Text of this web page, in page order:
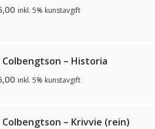
inkl. 5% kunstavgift
Colbengtson – Historia
inkl. 5% kunstavgift
Colbengtson – Krivvie (rein)